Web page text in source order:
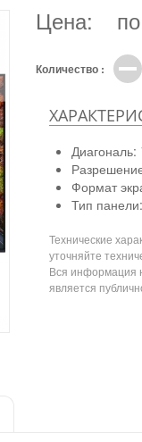
Цена:
Количество :
Диагональ:
Формат
Тип панели:
Технические
уточняйте
Вся информация
является